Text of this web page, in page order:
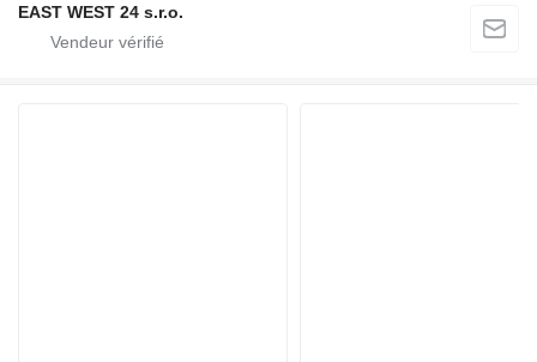
EAST WEST 24 s.r.o.